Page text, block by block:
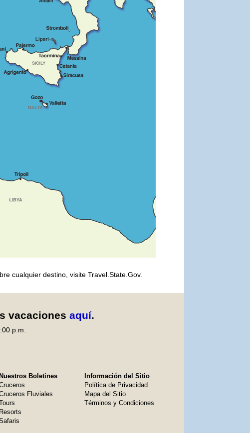
cualquier destino, visite Travel.State.Gov.
vacaciones aquí.
p.m.
Nuestros Boletines
Fluviales
Resorts
Información del Sitio
Política de Privacidad
Mapa del Sitio
Términos y Condiciones